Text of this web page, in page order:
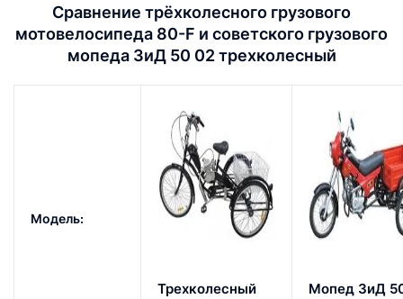
Сравнение трёхколесного грузового
мотовелосипеда 80-F и советского грузового
мопеда ЗиД 50 02 трехколесный
Модель:
Трехколесный
Мопед ЗиД